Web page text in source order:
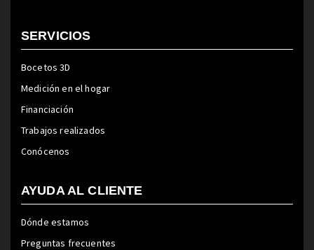
SERVICIOS
Bocetos 3D
Medición en el hogar
Financiación
Trabajos realizados
Conócenos
AYUDA AL CLIENTE
Dónde estamos
Preguntas frecuentes